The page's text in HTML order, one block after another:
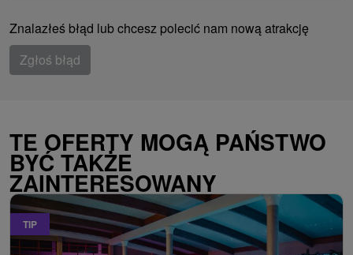
Znalazłeś błąd lub chcesz polecić nam nową atrakcję
Zgłoś błąd
TE OFERTY MOGĄ PAŃSTWO
BYĆ TAKŻE
ZAINTERESOWANY
TIP